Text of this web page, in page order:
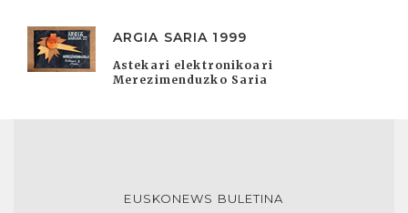
ARGIA SARIA 1999
Astekari elektronikoari
Merezimenduzko Saria
EUSKONEWS BULETINA